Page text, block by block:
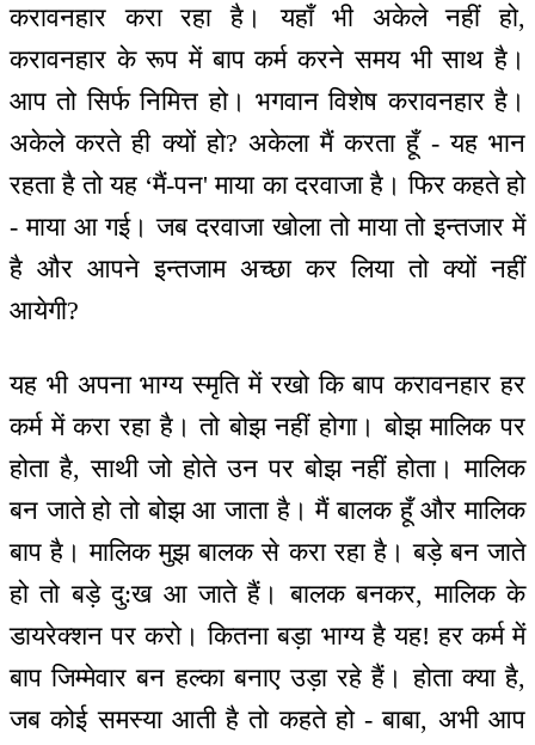
करावनहार करा रहा है। यहाँ भी अकेले नहीं हो,
करावनहार के रूप में बाप कर्म करने समय भी साथ है।
आप तो सिर्फ निमित्त हो। भगवान विशेष करावनहार है।
अकेले करते ही क्यों हो? अकेला मैं करता हूँ - यह भान
रहता है तो यह ‘मैं-पन' माया का दरवाजा है। फिर कहते हो
- माया आ गई। जब दरवाजा खोला तो माया तो इन्तजार में
है और आपने इन्तजाम अच्छा कर लिया तो क्यों नहीं
आयेगी?
यह भी अपना भाग्य स्मृति में रखो कि बाप करावनहार हर
कर्म में करा रहा है। तो बोझ नहीं होगा। बोझ मालिक पर
होता है, साथी जो होते उन पर बोझ नहीं होता। मालिक
बन जाते हो तो बोझ आ जाता है। मैं बालक हूँ और मालिक
बाप है। मालिक मुझ बालक से करा रहा है। बड़े बन जाते
हो तो बड़े दु:ख आ जाते हैं। बालक बनकर, मालिक के
डायरेक्शन पर करो। कितना बड़ा भाग्य है यह! हर कर्म में
बाप जिम्मेवार बन हल्का बनाए उड़ा रहे हैं। होता क्या है,
जब कोई समस्या आती है तो कहते हो - बाबा, अभी आप